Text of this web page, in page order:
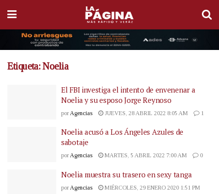
Etiqueta:Noelia
El FBI investiga el intento de envenenar a
Noelia y su esposo Jorge Reynoso
por Agencias JUEVES, 28 ABRIL 2022 8:05 AM 1
Noelia acusó a Los Ángeles Azules de
sabotaje
porAgencias MARTES, 5 ABRIL 2022 7:00 AM 0
Noelia muestra su trasero en sexy tanga
por Agencias
MIÉRCOLES, 29 ENERO 2020 1:51 PM